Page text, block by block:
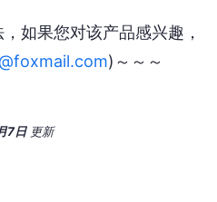
如果您对该产品感兴趣，
)～～～
7日 更新